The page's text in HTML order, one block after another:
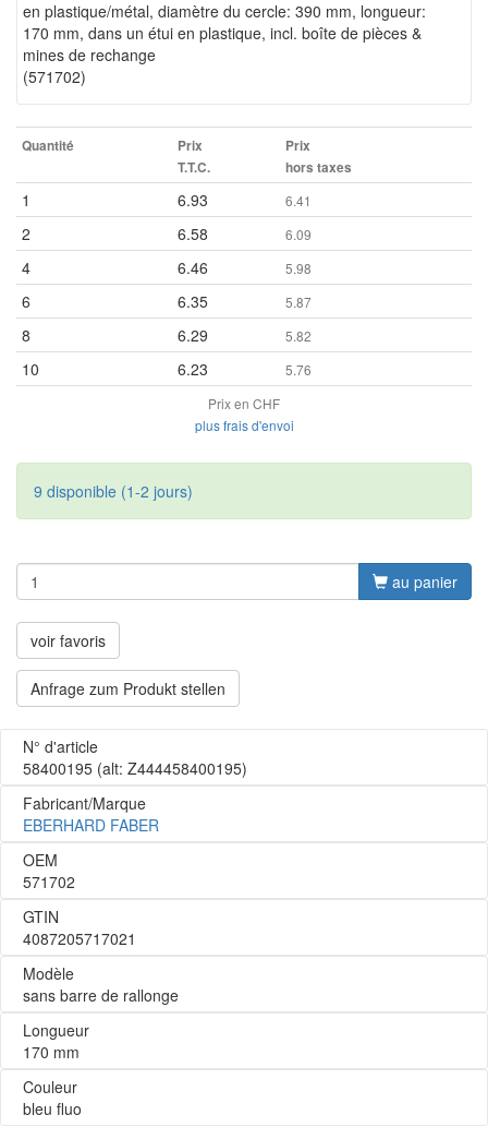
en plastique/métal, diamètre du cercle: 390 mm, longueur:
170 mm, dans un étui en plastique, incl. boîte de pièces &
mines de rechange
(571702)
Quantité
Prix
T.T.C.
Prix
hors taxes
1 6.93 6.41
2 6.58 6.09
4 6.46 5.98
6 6.35 5.87
8 6.29 5.82
10 6.23
5.76
Prix en CHF
plus frais d'envoi
9 disponible (1-2 jours)
au panier
voir favoris
Anfrage zum Produkt stellen
N° d'article
58400195 (alt: Z444458400195)
Fabricant/Marque
EBERHARD FABER
OEM
571702
GTIN
4087205717021
Modèle
sans barre de rallonge
Longueur
170 mm
Couleur
bleu fluo